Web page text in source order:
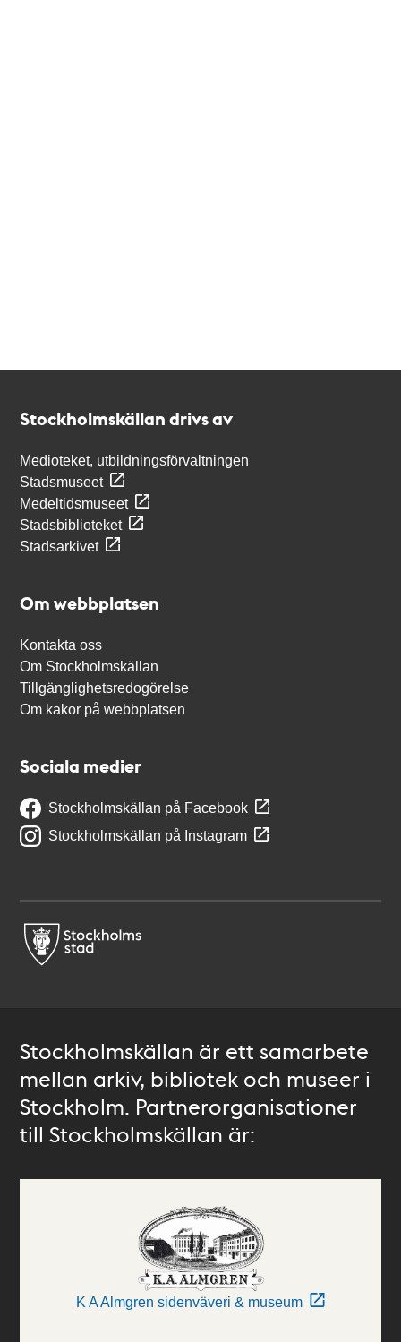
Stockholmskällan drivs av
Medioteket, utbildningsförvaltningen
Stadsmuseet
Medeltidsmuseet
Stadsbiblioteket
Stadsarkivet
Om webbplatsen
Kontakta oss
Om Stockholmskällan
Tillgänglighetsredogörelse
Om kakor på webbplatsen
Sociala medier
Stockholmskällan på Facebook
Stockholmskällan på Instagram
Stockholmskällan är ett samarbete
mellan arkiv, bibliotek och museer i
Stockholm. Partnerorganisationer
till Stockholmskällan är:
K A Almgren sidenväveri & museum